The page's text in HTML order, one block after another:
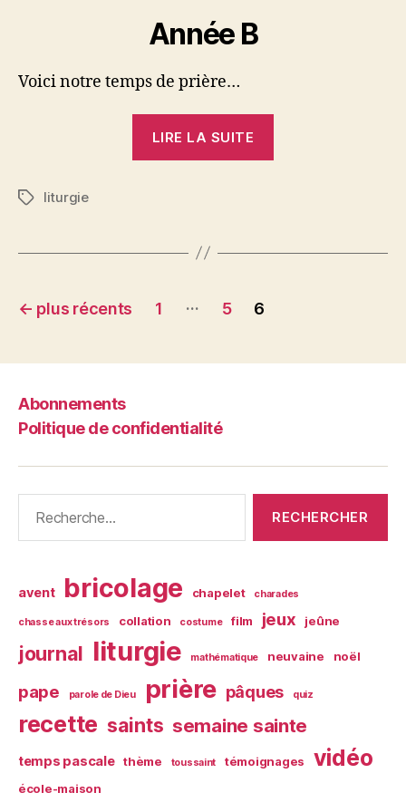
Année B
Voici notre temps de prière…
LIRE LA SUITE
B)
Parole »
Étiquettes
liturgie
Pagination
publications
← plus récents 1 … 5 6
Abonnements
Politique de confidentialité
avent bricolage chapelet charades
chasse aux trésors collation costume film jeux jeûne
journal liturgie mathématique neuvaine noël
pape parole de Dieu prière pâques quiz
recette saints semaine sainte
temps pascale thème toussaint témoignages vidéo
école-maison